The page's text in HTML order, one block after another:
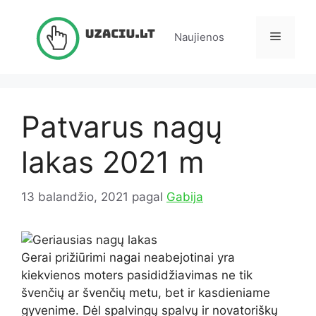
Naujienos Meniu
Patvarus nagų
lakas 2021 m
13 balandžio, 2021 pagal Gabija
Gerai prižiūrimi nagai neabejotinai yra
kiekvienos moters pasididžiavimas ne tik
švenčių ar švenčių metu, bet ir kasdieniame
gyvenime. Dėl spalvingų spalvų ir novatoriškų